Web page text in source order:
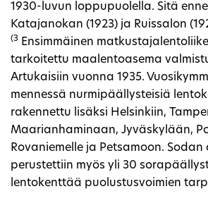
1930-luvun loppupuolella. Sitä
Katajanokan (1923) ja Ruissalon
(3
Ensimmäinen
tarkoitettu maalentoasema
Artukaisiin vuonna 1935.
mennessä nurmipäällysteisiä
rakennettu lisäksi Helsinkiin,
Maarianhaminaan, Jyväskylään,
Rovaniemelle ja Petsamoon.
perustettiin myös yli 30
lentokenttää puolustusvoimien